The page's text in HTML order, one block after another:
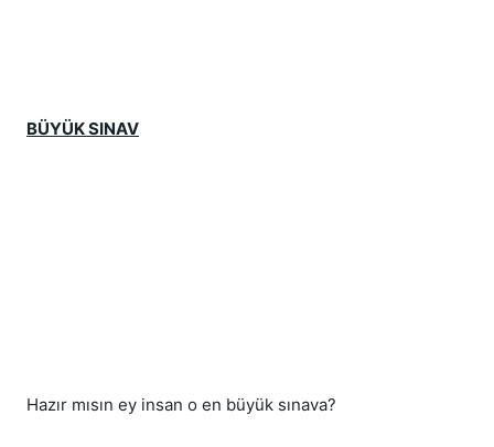
BÜYÜK SINAV
Hazır mısın ey insan o en büyük sınava?